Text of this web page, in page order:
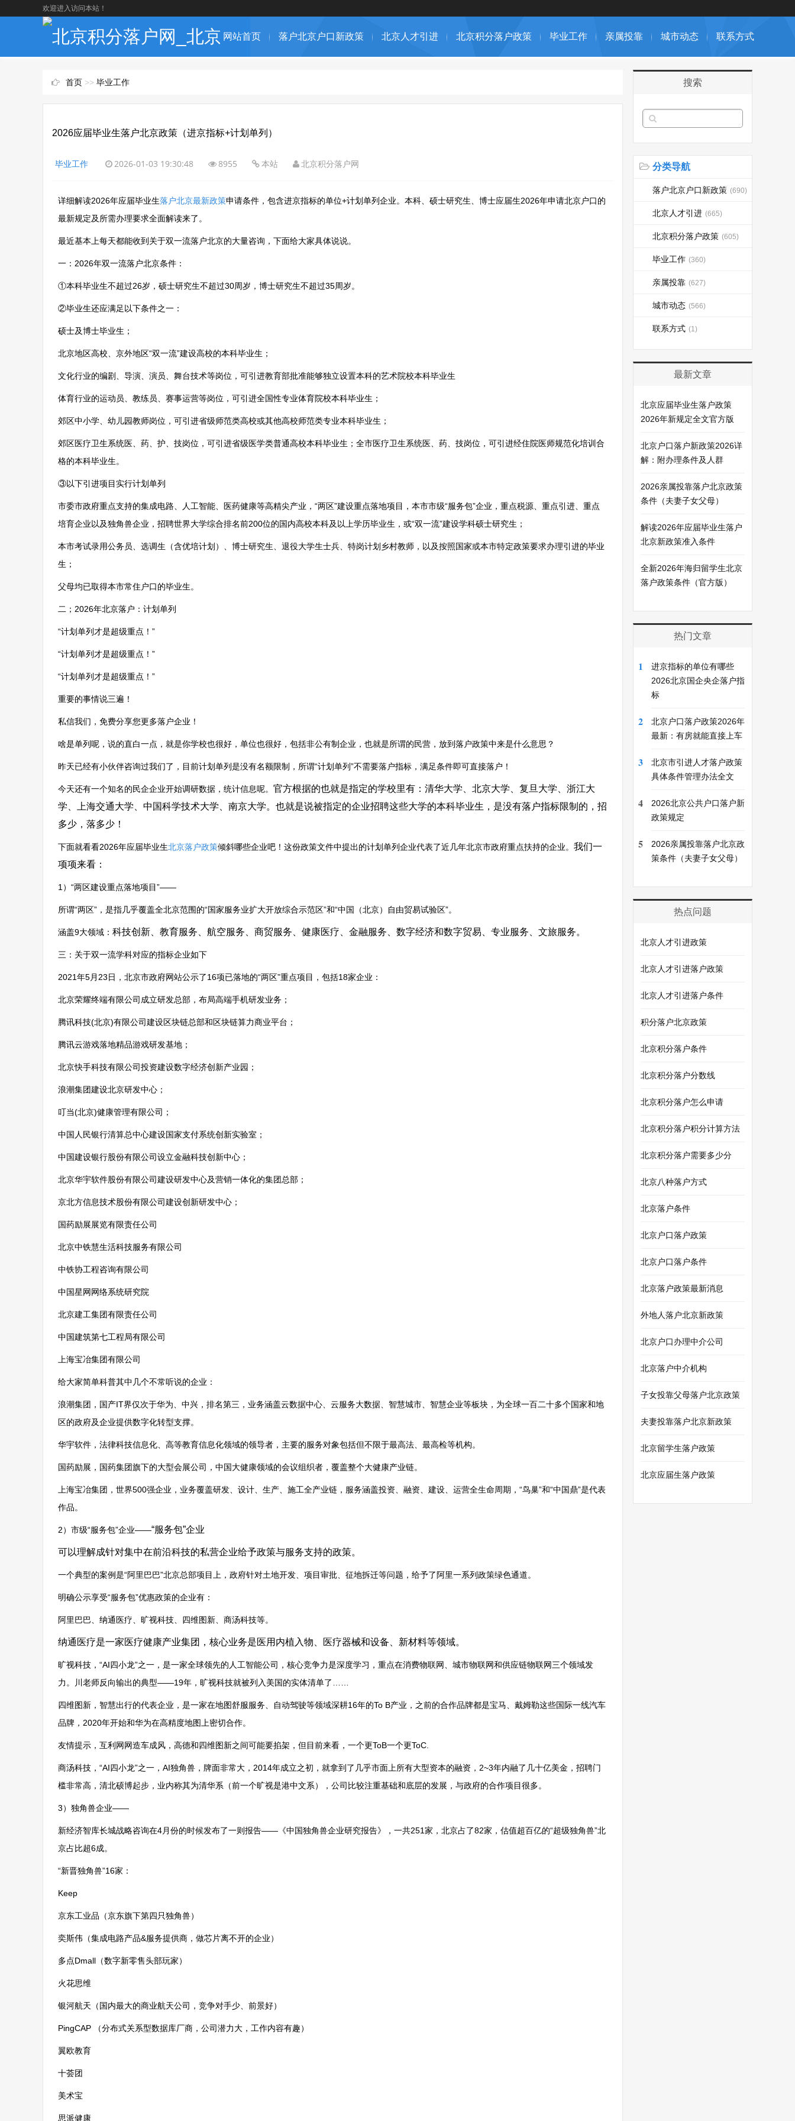
欢迎进入访问本站！
网站首页 落户北京户口新政策 北京人才引进 北京积分落户政策 毕业工作 亲属投靠 城市动态 联系方式
首页 >> 毕业工作
2026应届毕业生落户北京政策（进京指标+计划单列）
毕业工作 2026-01-03 19:30:48 8955 本站 北京积分落户网
详细解读2026年应届毕业生落户北京最新政策申请条件，包含进京指标的单位+计划单列企业。本科、硕士研究生、博士应届生2026年申请北京户口的
最新规定及所需办理要求全面解读来了。
最近基本上每天都能收到关于双一流落户北京的大量咨询，下面给大家具体说说。
一：2026年双一流落户北京条件：
①本科毕业生不超过26岁，硕士研究生不超过30周岁，博士研究生不超过35周岁。
②毕业生还应满足以下条件之一：
硕士及博士毕业生；
北京地区高校、京外地区“双一流”建设高校的本科毕业生；
文化行业的编剧、导演、演员、舞台技术等岗位，可引进教育部批准能够独立设置本科的艺术院校本科毕业生
体育行业的运动员、教练员、赛事运营等岗位，可引进全国性专业体育院校本科毕业生；
郊区中小学、幼儿园教师岗位，可引进省级师范类高校或其他高校师范类专业本科毕业生；
郊区医疗卫生系统医、药、护、技岗位，可引进省级医学类普通高校本科毕业生；全市医疗卫生系统医、药、技岗位，可引进经住院医师规范化培训合
格的本科毕业生。
③以下引进项目实行计划单列
市委市政府重点支持的集成电路、人工智能、医药健康等高精尖产业，“两区”建设重点落地项目，本市市级“服务包”企业，重点税源、重点引进、重点
培育企业以及独角兽企业，招聘世界大学综合排名前200位的国内高校本科及以上学历毕业生，或“双一流”建设学科硕士研究生；
本市考试录用公务员、选调生（含优培计划）、博士研究生、退役大学生士兵、特岗计划乡村教师，以及按照国家或本市特定政策要求办理引进的毕业
生；
父母均已取得本市常住户口的毕业生。
二；2026年北京落户：计划单列
“计划单列才是超级重点！”
“计划单列才是超级重点！”
“计划单列才是超级重点！”
重要的事情说三遍！
私信我们，免费分享您更多落户企业！
啥是单列呢，说的直白一点，就是你学校也很好，单位也很好，包括非公有制企业，也就是所谓的民营，放到落户政策中来是什么意思？
昨天已经有小伙伴咨询过我们了，目前计划单列是没有名额限制，所谓“计划单列”不需要落户指标，满足条件即可直接落户！
今天还有一个知名的民企企业开始调研数据，统计信息呢。 官方根据的也就是指定的学校里有：清华大学、北京大学、复旦大学、浙江大
学、上海交通大学、中国科学技术大学、南京大学。也就是说被指定的企业招聘这些大学的本科毕业生，是没有落户指标限制的，招
多少，落多少！
下面就看看2026年应届毕业生北京落户政策倾斜哪些企业吧！这份政策文件中提出的计划单列企业代表了近几年北京市政府重点扶持的企业。 我们一
项项来看：
1）“两区建设重点落地项目”——
所谓“两区”，是指几乎覆盖全北京范围的“国家服务业扩大开放综合示范区”和“中国（北京）自由贸易试验区”。
涵盖9大领域： 科技创新、教育服务、航空服务、商贸服务、健康医疗、金融服务、数字经济和数字贸易、专业服务、文旅服务。
三：关于双一流学科对应的指标企业如下
2021年5月23日，北京市政府网站公示了16项已落地的“两区”重点项目，包括18家企业：
北京荣耀终端有限公司成立研发总部，布局高端手机研发业务；
腾讯科技(北京)有限公司建设区块链总部和区块链算力商业平台；
腾讯云游戏落地精品游戏研发基地；
北京快手科技有限公司投资建设数字经济创新产业园；
浪潮集团建设北京研发中心；
叮当(北京)健康管理有限公司；
中国人民银行清算总中心建设国家支付系统创新实验室；
中国建设银行股份有限公司设立金融科技创新中心；
北京华宇软件股份有限公司建设研发中心及营销一体化的集团总部；
京北方信息技术股份有限公司建设创新研发中心；
国药励展展览有限责任公司
北京中铁慧生活科技服务有限公司
中铁协工程咨询有限公司
中国星网网络系统研究院
北京建工集团有限责任公司
中国建筑第七工程局有限公司
上海宝冶集团有限公司
给大家简单科普其中几个不常听说的企业：
浪潮集团，国产IT界仅次于华为、中兴，排名第三，业务涵盖云数据中心、云服务大数据、智慧城市、智慧企业等板块，为全球一百二十多个国家和地
区的政府及企业提供数字化转型支撑。
华宇软件，法律科技信息化、高等教育信息化领域的领导者，主要的服务对象包括但不限于最高法、最高检等机构。
国药励展，国药集团旗下的大型会展公司，中国大健康领域的会议组织者，覆盖整个大健康产业链。
上海宝冶集团，世界500强企业，业务覆盖研发、设计、生产、施工全产业链，服务涵盖投资、融资、建设、运营全生命周期，“鸟巢”和“中国鼎”是代表
作品。
2）市级“服务包”企业——“服务包”企业
可以理解成针对集中在前沿科技的私营企业给予政策与服务支持的政策。
一个典型的案例是“阿里巴巴”北京总部项目上，政府针对土地开发、项目审批、征地拆迁等问题，给予了阿里一系列政策绿色通道。
明确公示享受“服务包”优惠政策的企业有：
阿里巴巴、纳通医疗、旷视科技、四维图新、商汤科技等。
纳通医疗是一家医疗健康产业集团，核心业务是医用内植入物、医疗器械和设备、新材料等领域。
旷视科技，“AI四小龙”之一，是一家全球领先的人工智能公司，核心竞争力是深度学习，重点在消费物联网、城市物联网和供应链物联网三个领域发
力。川老师反向输出的典型——19年，旷视科技就被列入美国的实体清单了……
四维图新，智慧出行的代表企业，是一家在地图舒服服务、自动驾驶等领域深耕16年的To B产业，之前的合作品牌都是宝马、戴姆勒这些国际一线汽车
品牌，2020年开始和华为在高精度地图上密切合作。
友情提示，互利网网造车成风，高德和四维图新之间可能要掐架，但目前来看，一个更ToB一个更ToC.
商汤科技，“AI四小龙”之一，AI独角兽，牌面非常大，2014年成立之初，就拿到了几乎市面上所有大型资本的融资，2~3年内融了几十亿美金，招聘门
槛非常高，清北硕博起步，业内称其为清华系（前一个旷视是港中文系），公司比较注重基础和底层的发展，与政府的合作项目很多。
3）独角兽企业——
新经济智库长城战略咨询在4月份的时候发布了一则报告——《中国独角兽企业研究报告》，一共251家，北京占了82家，估值超百亿的“超级独角兽”北
京占比超6成。
“新晋独角兽”16家：
Keep
京东工业品（京东旗下第四只独角兽）
奕斯伟（集成电路产品&服务提供商，做芯片离不开的企业）
多点Dmall（数字新零售头部玩家）
火花思维
银河航天（国内最大的商业航天公司，竞争对手少、前景好）
PingCAP （分布式关系型数据库厂商，公司潜力大，工作内容有趣）
翼欧教育
十荟团
美术宝
思派健康
搜索
分类导航
落户北京户口新政策 (690)
北京人才引进 (665)
北京积分落户政策 (605)
毕业工作 (360)
亲属投靠 (627)
城市动态 (566)
联系方式 (1)
最新文章
北京应届毕业生落户政策
2026年新规定全文官方版
北京户口落户新政策2026详
解：附办理条件及人群
2026亲属投靠落户北京政策
条件（夫妻子女父母）
解读2026年应届毕业生落户
北京新政策准入条件
全新2026年海归留学生北京
落户政策条件（官方版）
热门文章
1
进京指标的单位有哪些
2026北京国企央企落户指
标
2
北京户口落户政策2026年
最新：有房就能直接上车
3
北京市引进人才落户政策
具体条件管理办法全文
4
2026北京公共户口落户新
政策规定
5
2026亲属投靠落户北京政
策条件（夫妻子女父母）
热点问题
北京人才引进政策
北京人才引进落户政策
北京人才引进落户条件
积分落户北京政策
北京积分落户条件
北京积分落户分数线
北京积分落户怎么申请
北京积分落户积分计算方法
北京积分落户需要多少分
北京八种落户方式
北京落户条件
北京户口落户政策
北京户口落户条件
北京落户政策最新消息
外地人落户北京新政策
北京户口办理中介公司
北京落户中介机构
子女投靠父母落户北京政策
夫妻投靠落户北京新政策
北京留学生落户政策
北京应届生落户政策